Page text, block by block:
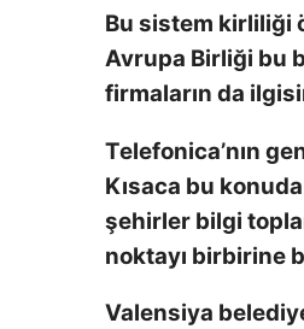
Bu sistem kirliliği
Avrupa Birliği bu
firmaların da
Telefonica’nın
Kısaca bu konuda
şehirler bilgi
noktayı birbirine
Valensiya